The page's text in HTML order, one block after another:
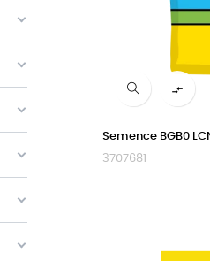

Semence BGB0
3707681